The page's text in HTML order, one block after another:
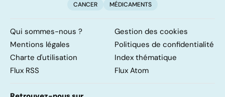
CANCER
MÉDICAMENTS
Qui sommes-nous ?
Gestion des cookies
Mentions légales
Politiques de confidentialité
Charte d'utilisation
Index thématique
Flux RSS
Flux Atom